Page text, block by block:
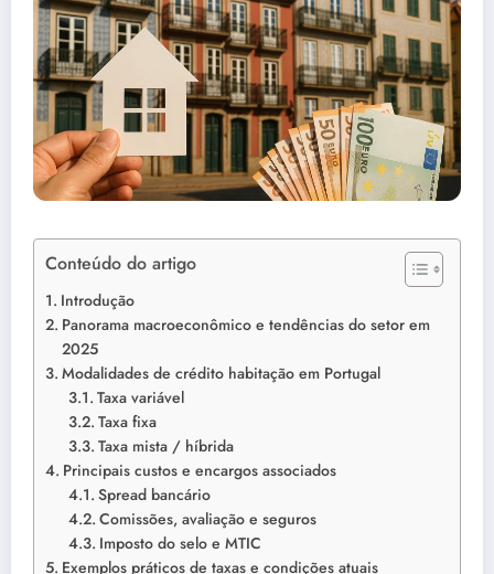
Conteúdo do artigo
Introdução
Panorama macroeconômico e tendências do setor em
2025
Modalidades de crédito habitação em Portugal
Taxa variável
Taxa fixa
Taxa mista / híbrida
Principais custos e encargos associados
Spread bancário
Comissões, avaliação e seguros
Imposto do selo e MTIC
Exemplos práticos de taxas e condições atuais